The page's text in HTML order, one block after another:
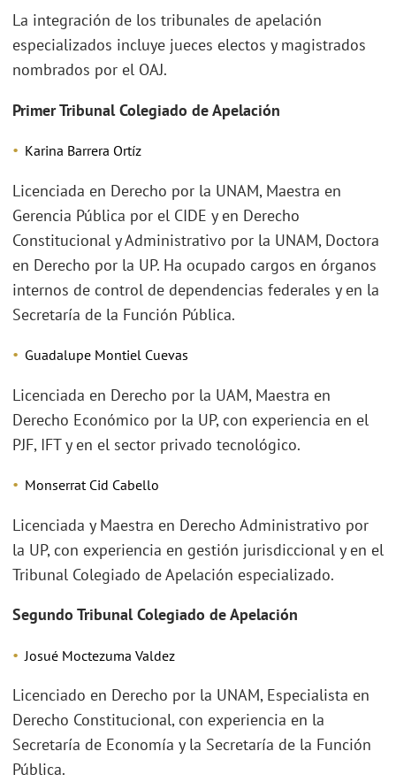
La integración de los tribunales de apelación
especializados incluye jueces electos y magistrados
nombrados por el OAJ.
Primer Tribunal Colegiado de Apelación
Karina Barrera Ortíz
Licenciada en Derecho por la UNAM, Maestra en
Gerencia Pública por el CIDE y en Derecho
Constitucional y Administrativo por la UNAM, Doctora
en Derecho por la UP. Ha ocupado cargos en órganos
internos de control de dependencias federales y en la
Secretaría de la Función Pública.
Guadalupe Montiel Cuevas
Licenciada en Derecho por la UAM, Maestra en
Derecho Económico por la UP, con experiencia en el
PJF, IFT y en el sector privado tecnológico.
Monserrat Cid Cabello
Licenciada y Maestra en Derecho Administrativo por
la UP, con experiencia en gestión jurisdiccional y en el
Tribunal Colegiado de Apelación especializado.
Segundo Tribunal Colegiado de Apelación
Josué Moctezuma Valdez
Licenciado en Derecho por la UNAM, Especialista en
Derecho Constitucional, con experiencia en la
Secretaría de Economía y la Secretaría de la Función
Pública.